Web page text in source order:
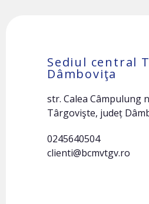
Sediul central
Dâmboviţa
str. Calea Câmpulung
Târgovişte, județ
0245640504
clienti@bcmvtgv.ro